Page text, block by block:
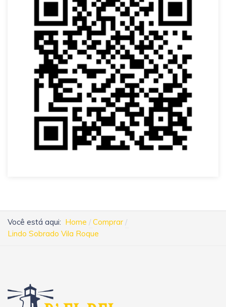
Você está aqui: Home
Comprar
Lindo Sobrado Vila Roque